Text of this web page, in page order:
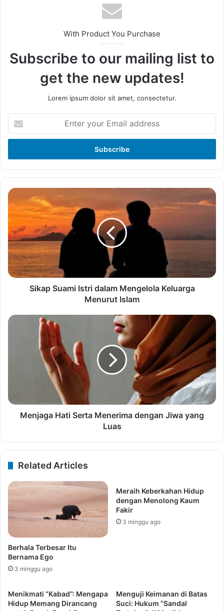
With Product You Purchase
Subscribe to our mailing list to
get the new updates!
Lorem ipsum dolor sit amet, consectetur.
your
Email
Sikap Suami Istri dalam Mengelola Keluarga
Menurut Islam
Menjaga Hati Serta Menerima dengan Jiwa yang
Luas
Related Articles
Berhala Terbesar Itu
Bernama Ego
3 minggu ago
Meraih Keberkahan Hidup
dengan Menolong Kaum
Fakir
3 minggu ago
Menikmati “Kabad”: Mengapa
Hidup Memang Dirancang
Menguji Keimanan di Batas
Suci: Hukum “Sandal